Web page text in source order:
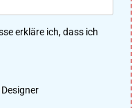
starken Community
Ergebnis an. Perfekt
erkläre ich, dass ich